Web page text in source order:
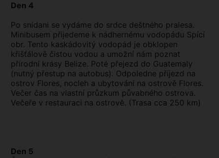
Den 4
Po snídani se vydáme do srdce deštného pralesa.
Minibusem přijedeme k nádhernému vodopádu Spící
obr. Tento kaskádovitý vodopád je obklopen
křišťálově čistou vodou a umožní nám poznat
přírodní krásy Belize. Poté přejezd do Guatemaly
(nutný přestup na autobus). Odpoledne příjezd na
ostrov Flores, nocleh a ubytování na ostrově Flores.
Večer čas na vlastní průzkum půvabného ostrova.
Večeře v restauraci na ostrově. (Trasa cca 250 km)
Den 5